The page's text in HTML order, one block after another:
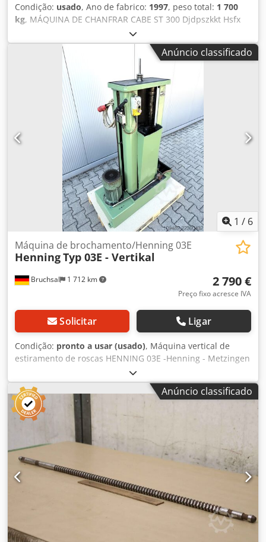
Condição: usado, Ano de fabrico: 1997, peso total: 1 700
kg, MÁQUINA DE CHANFRAR CABE ST 300 Djdpszkkt Hsfx
Amkock CNC SIEMENS CAPACIDADE DE CHANFRO ATÉ 18
mm CURSO: 460 mm CURSO DA MESA Y: 370 mm EIXOS
CONTROLADOS: ROTAÇÃO DA MESA E AVANÇO Y
VELOCIDADE: 20-25-35-45-50-70 POTÊNCIA DO MOTOR: 2/3
CV SISTEMA DE AVANÇO PESO: 1.700 kg MARCAÇÃO CE +
DECLARAÇÃO DE CONFORMIDADE CE E PROTEÇÃO COM
MICRON ANO DE FABRICAÇÃO: 1997 MÁQUINA EM ÓTIMO
Anúncio classificado
1 / 6
Bruchsal 1 712 km
Máquina de brochamento/Henning 03E
HenningTyp 03E - Vertikal
2 790 €
Preço fixo acresce IVA
Solicitar Ligar
Condição: pronto a usar (usado), Máquina vertical de
estiramento de roscas HENNING 03E -Henning - Metzingen
-Ano de fabricação: 1981 -Comprimento do curso de
estiramento: aproximadamente 1100 mm -Potência do
motor: 3 kW -Sistema de refrigeração Dimensões (C x L x A):
0,7 x 0,5 x 1,7 metros / Peso: aproximadamente 450 kg
Dcjdpfszkv Euox Amkjk Salvo erros e omissões.
Anúncio classificado